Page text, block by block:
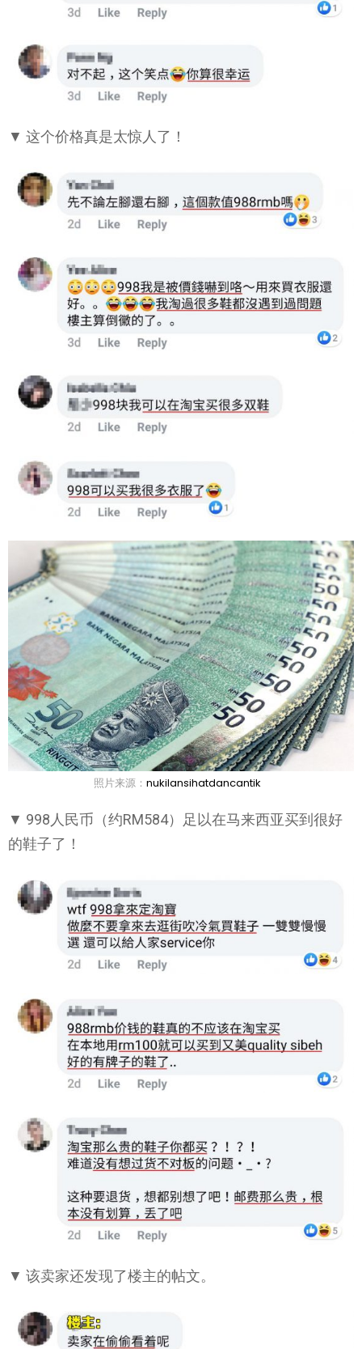
▼ 这个价格真是太惊人了！
照片来源： nukilansihatdancantik
▼ 998人民币（约RM584）足以在马来西亚买到很好
的鞋子了！
▼ 该卖家还发现了楼主的帖文。